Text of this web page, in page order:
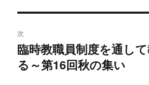
ビ
ゲ
ー
シ
投
稿:
次
次
の
臨時教職員制度を通し
る～第16回秋の集い